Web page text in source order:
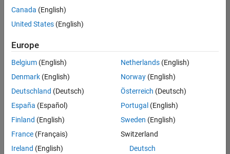
aucune
offre
d'emploi
correspondant
à vos
critères
de
recherche.
Vous
pouvez
élargir
votre
recherche
Canada (English)
United States (English)
Europe
Belgium (English)
Denmark (English)
Deutschland (Deutsch)
España (Español)
Finland (English)
France (Français)
Ireland (English)
Netherlands(English)
Norway(English)
Österreich (Deutsch)
Portugal (English)
Sweden (English)
Switzerland
Deutsch